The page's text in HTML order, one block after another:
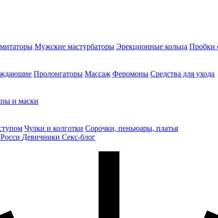
Мужские мастурбаторы Эрекционные кольца Пробки
Пролонгаторы Массаж Феромоны Средства для ухода
и маски
Чулки и колготки Сорочки, пеньюары, платья
Девичники Секс-блог